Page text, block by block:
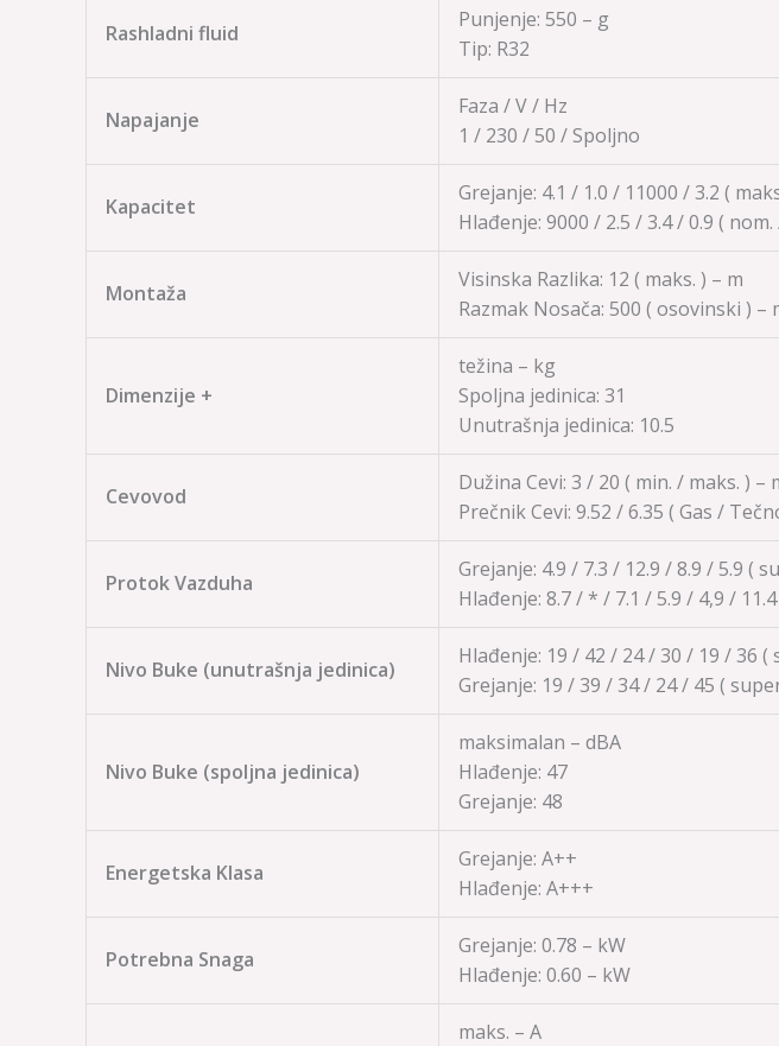
Rashladni fluid
Punjenje: 550 – g
Tip: R32
Napajanje
Faza / V / Hz
1 / 230 / 50 / Spoljno
Kapacitet
Grejanje: 4.1 / 1.0 / 11000 / 3.2 (
Hlađenje: 9000 / 2.5 / 3.4 / 0.9 ( nom.
Montaža
Visinska Razlika: 12 ( maks. ) – m
Razmak Nosača: 500 ( osovinski ) –
Dimenzije +
težina – kg
Spoljna jedinica: 31
Unutrašnja jedinica: 10.5
Cevovod
Dužina Cevi: 3 / 20 ( min. / maks. ) –
Prečnik Cevi: 9.52 / 6.35 ( Gas /
Protok Vazduha
Grejanje: 4.9 / 7.3 / 12.9 / 8.9 / 5.9
Hlađenje: 8.7 / * / 7.1 / 5.9 / 4,9 / 11.4
Nivo Buke (unutrašnja jedinica)
Hlađenje: 19 / 42 / 24 / 30 / 19 / 36
Grejanje: 19 / 39 / 34 / 24 / 45 (
Nivo Buke (spoljna jedinica)
maksimalan – dBA
Hlađenje: 47
Grejanje: 48
Energetska Klasa
Grejanje: A++
Hlađenje: A+++
Potrebna Snaga
Grejanje: 0.78 – kW
Hlađenje: 0.60 – kW
maks. – A